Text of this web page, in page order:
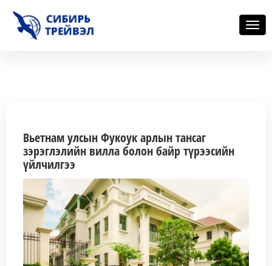
Цэс
Вьетнам улсын Фукоук арлын тансаг
зэрэглэлийн вилла болон байр түрээсийн
үйлчилгээ